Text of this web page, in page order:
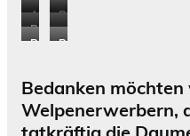
A
l
e
s
B
e
B
l
e
a
e
w
B
u
e
B
B
a
c
k
Bedanken
Welpenerwerbern,